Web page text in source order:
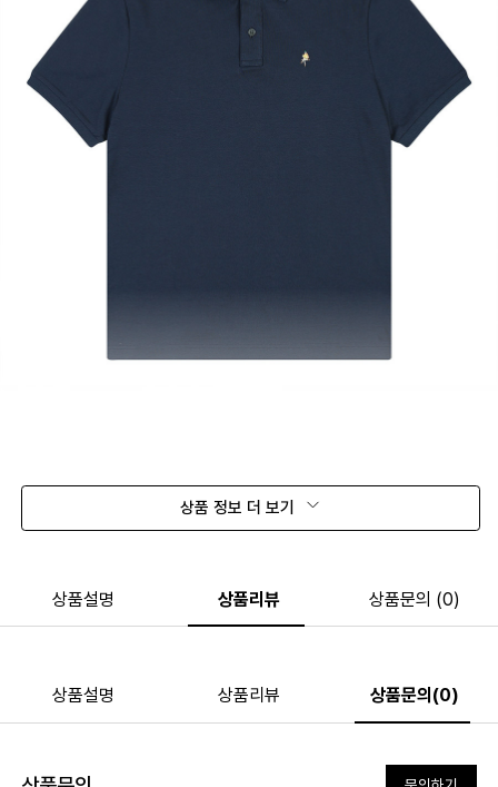
상품 정보 더 보기
상품설명 상품리뷰 상품문의 (0)
상품설명 상품리뷰 상품문의(0)